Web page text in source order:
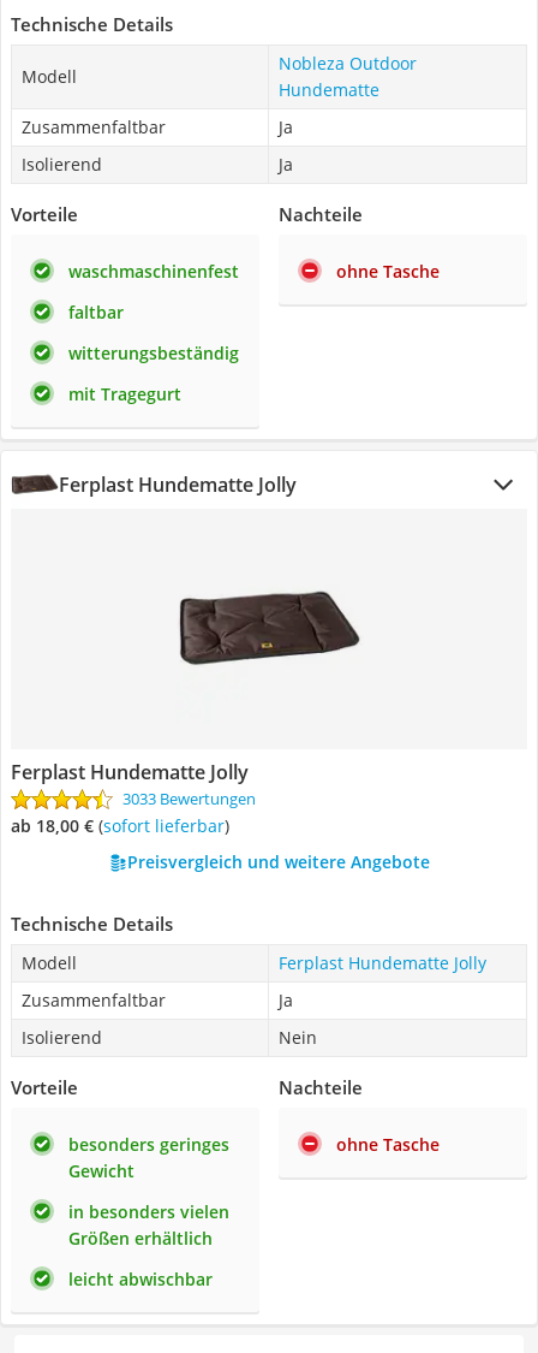
Technische Details
Modell
Nobleza Outdoor
Hundematte
Zusammenfaltbar
Ja
Isolierend
Ja
Vorteile
waschmaschinenfest
faltbar
witterungsbeständig
mit Tragegurt
Nachteile
ohne Tasche
Ferplast Hundematte Jolly
Ferplast Hundematte Jolly
3033 Bewertungen
ab 18,00 € ( Sofort lieferbar)
Preisvergleich und weitere Angebote
Technische Details
Modell
Ferplast Hundematte Jolly
Zusammenfaltbar
Ja
Isolierend
Nein
Vorteile
besonders geringes
Gewicht
in besonders vielen
Größen erhältlich
leicht abwischbar
Nachteile
ohne Tasche